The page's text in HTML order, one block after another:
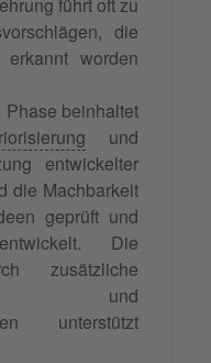
führt oft zu
die
worden
beinhaltet
und
entwickelter
die Machbarkeit
geprüft und
Die
zusätzliche
und
unterstützt